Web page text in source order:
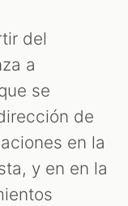
del
a
se
de
en la
y en en la